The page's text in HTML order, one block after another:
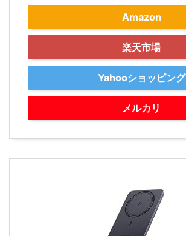
Amazon
楽天市場
Yahooショッピング
メルカリ